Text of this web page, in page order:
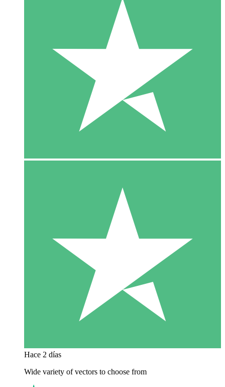
Hace 2 días
Wide variety of vectors to choose from